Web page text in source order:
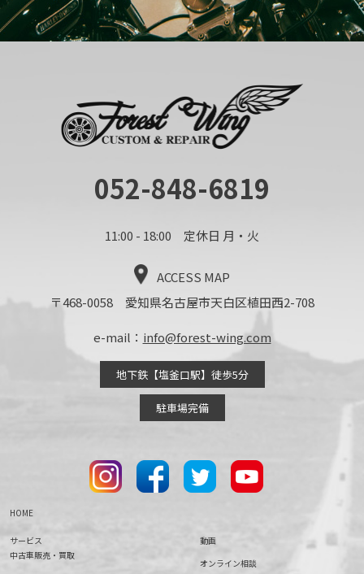
052-848-6819
11:00 - 18:00 定休日 月・火
ACCESS MAP
〒468-0058 愛知県名古屋市天白区植田西2-708
e-mail： info@forest-wing.com
地下鉄【塩釜口駅】徒歩5分
駐車場完備
HOME
サービス
中古車販売・買取
動画
オンライン相談